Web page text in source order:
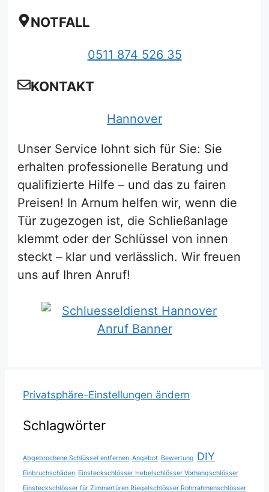
NOTFALL
0511 874 526 35
KONTAKT
Hannover
Unser Service lohnt sich für Sie: Sie
erhalten professionelle Beratung und
qualifizierte Hilfe – und das zu fairen
Preisen! In Arnum helfen wir, wenn die
Tür zugezogen ist, die Schließanlage
klemmt oder der Schlüssel von innen
steckt – klar und verlässlich. Wir freuen
uns auf Ihren Anruf!
Privatsphäre-Einstellungen ändern
Schlagwörter
Abgebrochene Schlüssel entfernen Angebot Bewertung DIY
Einbruchschäden Einsteckschlösser Hebelschlösser Vorhangschlösser
Einsteckschlösser für Zimmertüren Riegelschlösser Rohrrahmenschlösser